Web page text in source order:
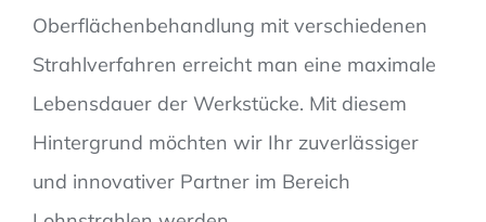
Oberflächenbehandlung mit verschiedenen
Strahlverfahren erreicht man eine maximale
Lebensdauer der Werkstücke. Mit diesem
Hintergrund möchten wir Ihr zuverlässiger
und innovativer Partner im Bereich